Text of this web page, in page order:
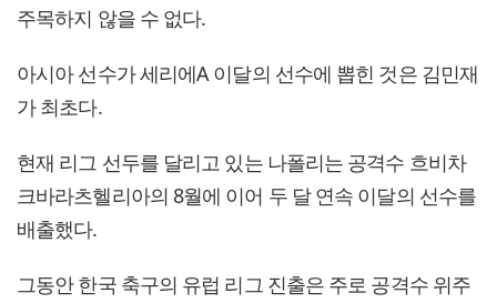
주목하지 않을 수 없다.
아시아 선수가 세리에A 이달의 선수에 뽑힌 것은 김민재
가 최초다.
현재 리그 선두를 달리고 있는 나폴리는 공격수 흐비차
크바라츠헬리아의 8월에 이어 두 달 연속 이달의 선수를
배출했다.
그동안 한국 축구의 유럽 리그 진출은 주로 공격수 위주